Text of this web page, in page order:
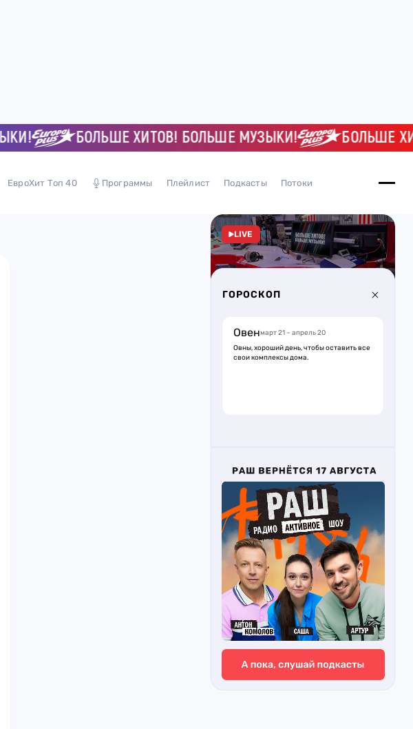
БОЛЬШЕ ХИТОВ! БОЛЬШЕ МУЗЫКИ! БОЛЬШЕ
ЕвроХит Топ 40 Программы Плейлист Подкасты Потоки
LIVE
ГОРОСКОП
Овенмарт 21 – апрель 20
Овны, хороший день, чтобы оставить все
свои комплексы дома.